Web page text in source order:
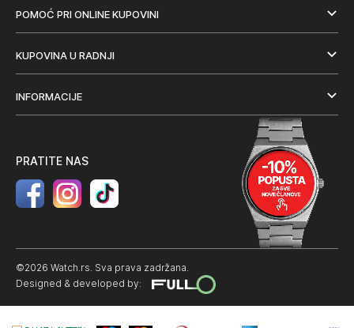
POMOĆ PRI ONLINE KUPOVINI
KUPOVINA U RADNJI
INFORMACIJE
PRATITE NAS
©2026 Watch.rs. Sva prava zadržana.
Designed & developed by: